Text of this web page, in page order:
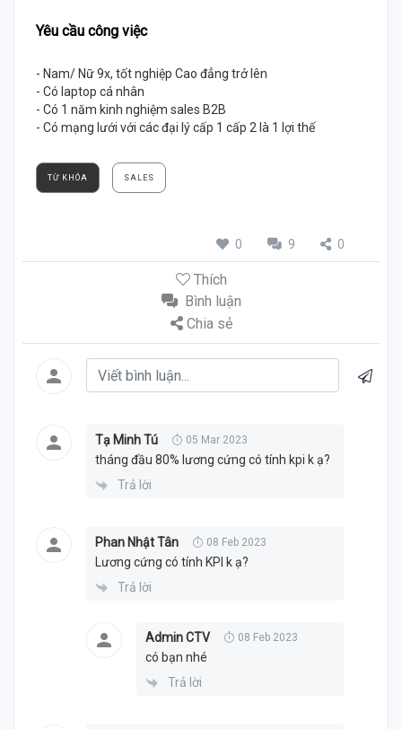
Yêu cầu công việc
- Nam/ Nữ 9x, tốt nghiệp Cao đẳng trở lên
- Có laptop cá nhân
- Có 1 năm kinh nghiệm sales B2B
- Có mạng lưới với các đại lý cấp 1 cấp 2 là 1 lợi thế
TỪ KHÓA SALES
0 9 0
Thích
Bình luận
Chia sẻ
Tạ Minh Tú 05 Mar 2023
tháng đầu 80% lương cứng có tính kpi k ạ?
Trả lời
Phan Nhật Tân 08 Feb 2023
Lương cứng có tính KPI k ạ?
Trả lời
Admin CTV 08 Feb 2023
có bạn nhé
Trả lời